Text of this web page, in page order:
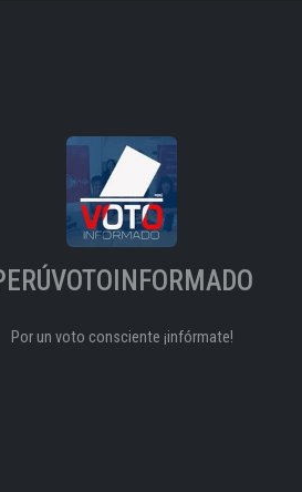
Por un voto consciente ¡infórmate!